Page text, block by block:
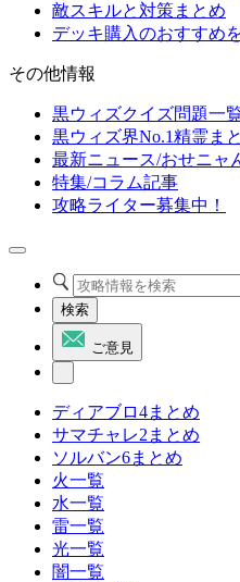
敵スキルと対策まとめ
デッキ購入のおすすめ
その他情報
黒ウィズクイズ問題一
黒ウィズ界No.1精霊ま
最新ニュース/おせニャ
特集/コラム記事
攻略ライター募集中！
検索
ご意見
ディアブロ4まとめ
サマチャレ2まとめ
ソルバン6まとめ
火一覧
水一覧
雷一覧
光一覧
闇一覧